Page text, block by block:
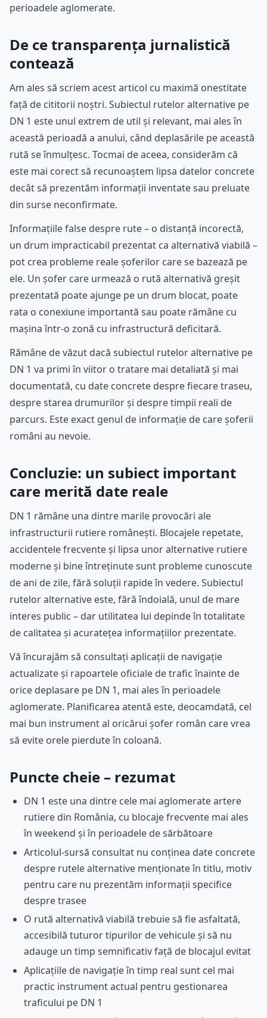
perioadele aglomerate.
De ce transparența jurnalistică
contează
Am ales să scriem acest articol cu maximă onestitate
față de cititorii noștri. Subiectul rutelor alternative pe
DN 1 este unul extrem de util și relevant, mai ales în
această perioadă a anului, când deplasările pe această
rută se înmulțesc. Tocmai de aceea, considerăm că
este mai corect să recunoaștem lipsa datelor concrete
decât să prezentăm informații inventate sau preluate
din surse neconfirmate.
Informațiile false despre rute – o distanță incorectă,
un drum impracticabil prezentat ca alternativă viabilă –
pot crea probleme reale șoferilor care se bazează pe
ele. Un șofer care urmează o rută alternativă greșit
prezentată poate ajunge pe un drum blocat, poate
rata o conexiune importantă sau poate rămâne cu
mașina într-o zonă cu infrastructură deficitară.
Rămâne de văzut dacă subiectul rutelor alternative pe
DN 1 va primi în viitor o tratare mai detaliată și mai
documentată, cu date concrete despre fiecare traseu,
despre starea drumurilor și despre timpii reali de
parcurs. Este exact genul de informație de care șoferii
români au nevoie.
Concluzie: un subiect important
care merită date reale
DN 1 rămâne una dintre marile provocări ale
infrastructurii rutiere românești. Blocajele repetate,
accidentele frecvente și lipsa unor alternative rutiere
moderne și bine întreținute sunt probleme cunoscute
de ani de zile, fără soluții rapide în vedere. Subiectul
rutelor alternative este, fără îndoială, unul de mare
interes public – dar utilitatea lui depinde în totalitate
de calitatea și acuratețea informațiilor prezentate.
Vă încurajăm să consultați aplicații de navigație
actualizate și rapoartele oficiale de trafic înainte de
orice deplasare pe DN 1, mai ales în perioadele
aglomerate. Planificarea atentă este, deocamdată, cel
mai bun instrument al oricărui șofer român care vrea
să evite orele pierdute în coloană.
Puncte cheie – rezumat
DN 1 este una dintre cele mai aglomerate artere
rutiere din România, cu blocaje frecvente mai ales
în weekend și în perioadele de sărbătoare
Articolul-sursă consultat nu conținea date concrete
despre rutele alternative menționate în titlu, motiv
pentru care nu prezentăm informații specifice
despre trasee
O rută alternativă viabilă trebuie să fie asfaltată,
accesibilă tuturor tipurilor de vehicule și să nu
adauge un timp semnificativ față de blocajul evitat
Aplicațiile de navigație în timp real sunt cel mai
practic instrument actual pentru gestionarea
traficului pe DN 1